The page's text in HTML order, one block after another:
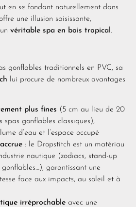
en se fondant naturellement dans
une illusion saisissante,
véritable spa en bois tropical .
gonflables traditionnels en PVC, sa
lui procure de nombreux avantages
plus fines (5 cm au lieu de 20
spas gonflables classiques),
d’eau et l’espace occupé
: le Dropstitch est un matériau
nautique (zodiacs, stand-up
garantissant une
face aux impacts, au soleil et à
irréprochable avec une